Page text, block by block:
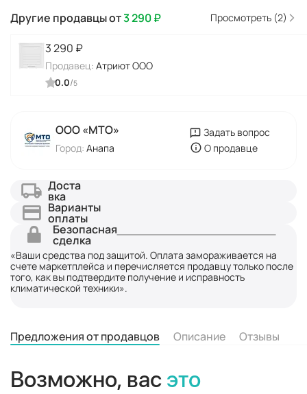
Другие продавцы от3 290₽ Просмотреть (2)
3 290 ₽
Продавец: Атриют ООО
0.0/5
ООО «МТО»
Город: Анапа
Задать вопрос
О продавце
Доста
вка
Варианты
оплаты
Безопасная
сделка
«Ваши средства под защитой. Оплата замораживается на
счете маркетплейса и перечисляется продавцу только после
того, как вы подтвердите получение и исправность
климатической техники».
Предложения от продавцов Описание Отзывы
Возможно, вас это